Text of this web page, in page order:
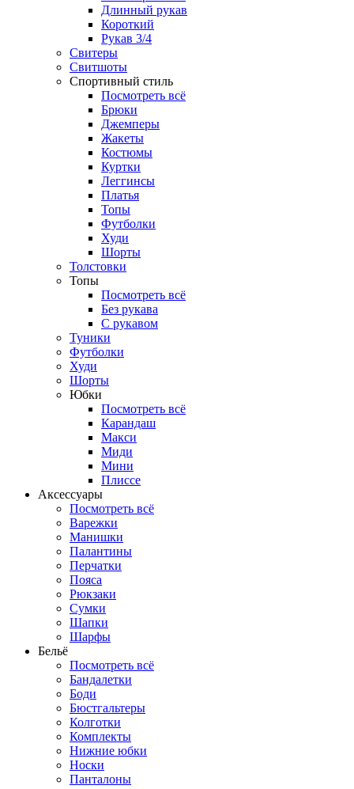
Длинный рукав
Короткий
Рукав 3/4
Свитеры
Свитшоты
Спортивный стиль
Посмотреть всё
Брюки
Джемперы
Жакеты
Костюмы
Куртки
Леггинсы
Платья
Топы
Футболки
Худи
Шорты
Толстовки
Топы
Посмотреть всё
Без рукава
С рукавом
Туники
Футболки
Худи
Шорты
Юбки
Посмотреть всё
Карандаш
Макси
Миди
Мини
Плиссе
Аксессуары
Посмотреть всё
Варежки
Манишки
Палантины
Перчатки
Пояса
Рюкзаки
Сумки
Шапки
Шарфы
Бельё
Посмотреть всё
Бандалетки
Боди
Бюстгальтеры
Колготки
Комплекты
Нижние юбки
Носки
Панталоны